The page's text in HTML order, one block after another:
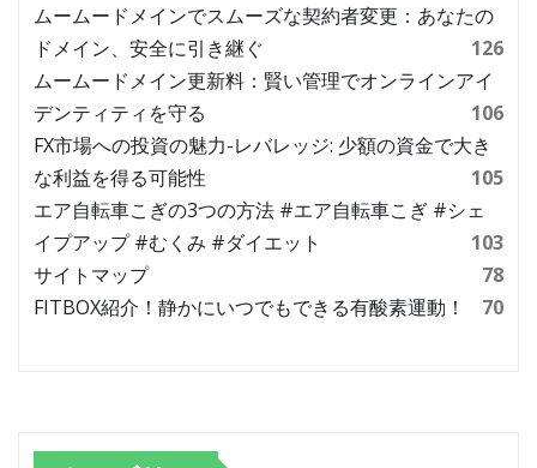
ムームードメインでスムーズな契約者変更：あなたの
ドメイン、安全に引き継ぐ
126
ムームードメイン更新料：賢い管理でオンラインアイ
デンティティを守る
106
FX市場への投資の魅力-レバレッジ: 少額の資金で大き
な利益を得る可能性
105
エア自転車こぎの3つの方法 #エア自転車こぎ #シェ
イプアップ #むくみ #ダイエット
103
サイトマップ
78
FITBOX紹介！静かにいつでもできる有酸素運動！
70